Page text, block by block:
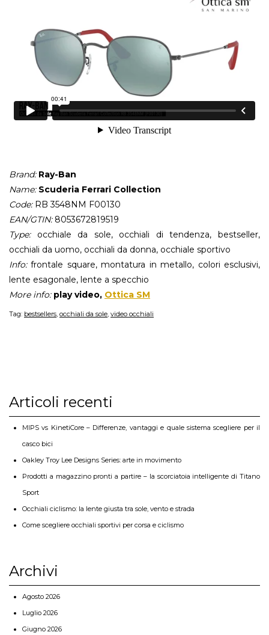
Brand:Ray-Ban
Name:Scuderia Ferrari Collection
Code:RB 3548NM F00130
EAN/GTIN:8053672819519
Type:occhiale da sole, occhiali di tendenza, bestseller,
occhiali da uomo, occhiali da donna, occhiale sportivo
Info:frontale square, montatura in metallo, colori esclusivi,
lente esagonale, lente a specchio
More info:play video, Ottica SM
Tag: bestsellers, occhiali da sole, video occhiali
Articoli recenti
MIPS vs KinetiCore – Differenze, vantaggi e quale sistema scegliere per il
casco bici
Oakley Troy Lee Designs Series: arte in movimento
Prodotti a magazzino pronti a partire – la scorciatoia intelligente di Titano
Sport
Occhiali ciclismo: la lente giusta tra sole, vento e strada
Come scegliere occhiali sportivi per corsa e ciclismo
Archivi
Agosto 2026
Luglio 2026
Giugno 2026